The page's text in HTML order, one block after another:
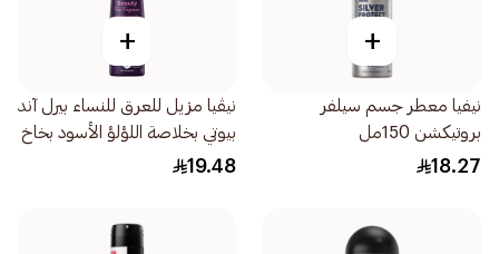
+
نيفيا معطر جسم سيلفر
بروتيكشن 150مل
18.27
+
نيڤيا مزيل للعرق للنساء بيرل آند
بيوتي بخلاصة اللؤلؤ الأسود بخاخ
150مل
19.48